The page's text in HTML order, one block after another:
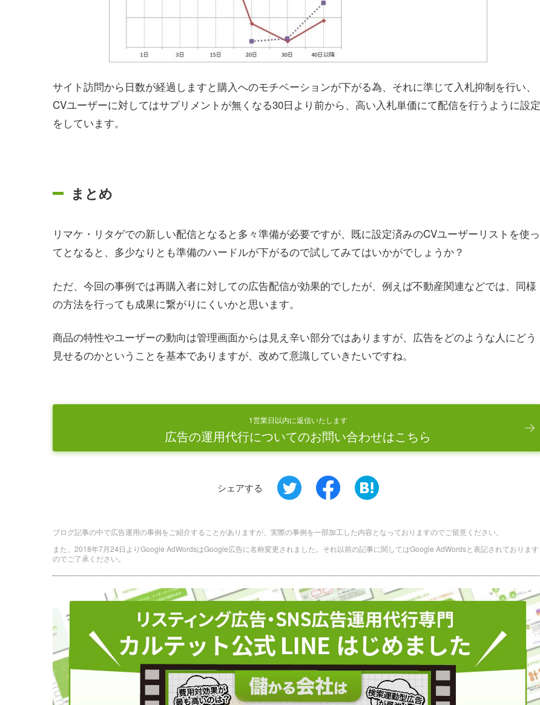
サイト訪問から日数が経過しますと購入へのモチベーションが下がる為、それに準じて入札抑制を行い、
CVユーザーに対してはサプリメントが無くなる30日より前から、高い入札単価にて配信を行うように設定
をしています。
まとめ
リマケ・リタゲでの新しい配信となると多々準備が必要ですが、既に設定済みのCVユーザーリストを使っ
てとなると、多少なりとも準備のハードルが下がるので試してみてはいかがでしょうか？
ただ、今回の事例では再購入者に対しての広告配信が効果的でしたが、例えば不動産関連などでは、同様
の方法を行っても成果に繋がりにくいかと思います。
商品の特性やユーザーの動向は管理画面からは見え辛い部分ではありますが、広告をどのような人にどう
見せるのかということを基本でありますが、改めて意識していきたいですね。
1営業日以内に返信いたします
広告の運用代行についてのお問い合わせはこちら
シェアする
ブログ記事の中で広告運用の事例をご紹介することがありますが、実際の事例を一部加工した内容となっておりますのでご留意ください。
また、2018年7月24日よりGoogle AdWordsはGoogle広告に名称変更されました。それ以前の記事に関してはGoogle AdWordsと表記されております
のでご了承ください。